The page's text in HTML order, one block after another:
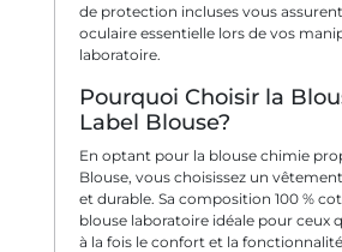
de protection incluses vous
oculaire essentielle lors de vos
laboratoire.
Pourquoi Choisir la
Label Blouse?
En optant pour la blouse chimie
Blouse, vous choisissez un
et durable. Sa composition 100 %
blouse laboratoire idéale pour ceux
à la fois le confort et la